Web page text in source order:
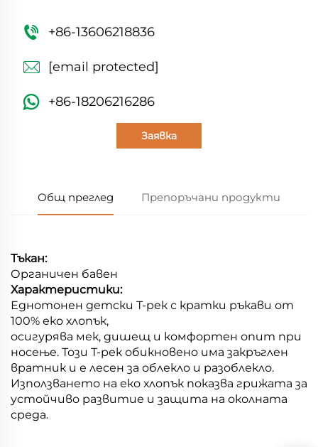
+86-13606218836
[email protected]
+86-18206216286
Заявка
Общ преглед Препоръчани продукти
Тъкан:
Органичен бавен
Характеристики:
Еднотонен детски Т-рек с кратки ръкави от
100% еко хлопък,
осигурява мек, дишещ и комфортен опит при
носење. Този Т-рек обикновено има закръглен
вратник и е лесен за облекло и разоблекло.
Използването на еко хлопък показва грижата за
устойчиво развитие и защита на околната
среда.